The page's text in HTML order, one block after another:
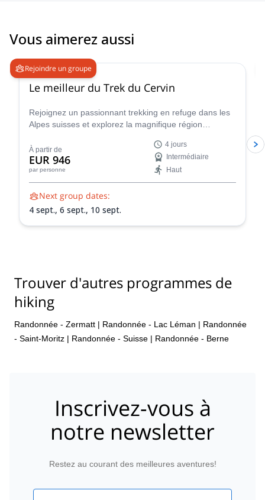
Vous aimerez aussi
Rejoindre un groupe
Le meilleur du Trek du Cervin
Rejoignez un passionnant trekking en refuge dans les
Alpes suisses et explorez la magnifique région
À partir de
EUR 946
par personne
4 jours
Intermédiaire
Haut
Next group dates:
4 sept., 6 sept., 10 sept.
Trouver d'autres programmes de
hiking
Randonnée - Zermatt | Randonnée - Lac Léman | Randonnée
- Saint-Moritz | Randonnée - Suisse | Randonnée - Berne
Inscrivez-vous à
notre newsletter
Restez au courant des meilleures aventures!